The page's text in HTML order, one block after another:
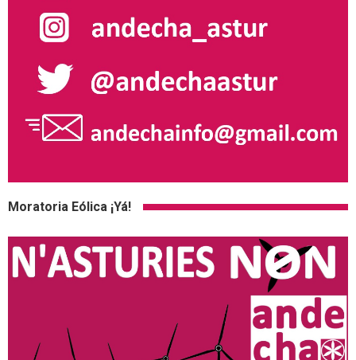
Moratoria Eólica ¡Yá!